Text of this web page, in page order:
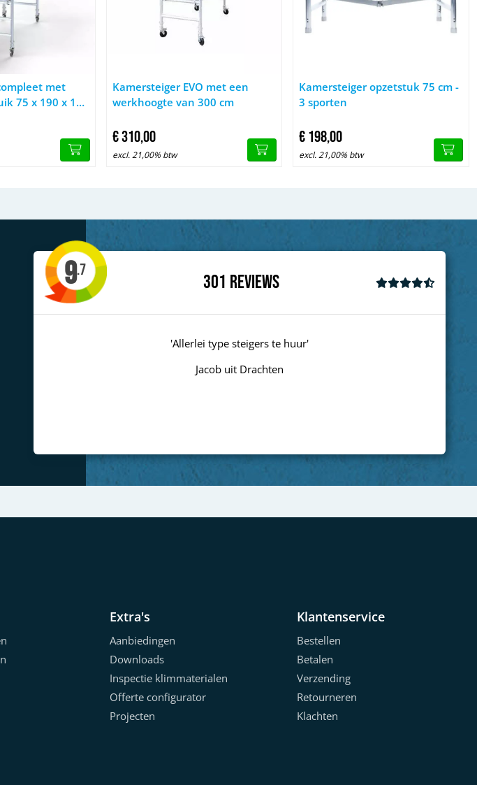
5,5m werkhoogte
compleet met platform met luik 75 x 190 x 190 cm
met
75 x 190 x 190
Afbeelding Kamersteiger EVO met een werkhoogte van 300 cm
Kamersteiger EVO met een
werkhoogte van 300 cm
€310,00
excl. 21,00% btw
Afbeelding Kamersteiger opzetstuk
Kamersteiger opzetstuk 75 cm -
3 sporten
€198,00
excl. 21,00% btw
9.7
301 Reviews
Extra's
Aanbiedingen
Downloads
Inspectie klimmaterialen
Offerte configurator
Projecten
Klantenservice
Bestellen
Betalen
Verzending
Retourneren
Klachten